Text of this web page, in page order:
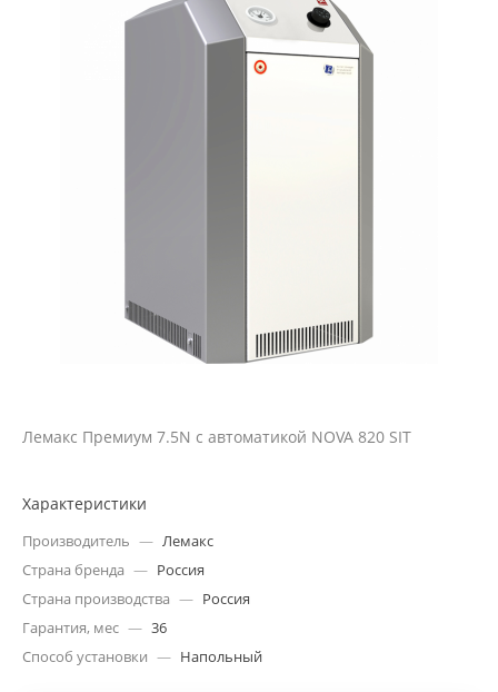
Лемакс Премиум 7.5N с автоматикой NOVA 820 SIT
Характеристики
Производитель — Лемакс
Страна бренда — Россия
Страна производства — Россия
Гарантия, мес — 36
Способ установки — Напольный